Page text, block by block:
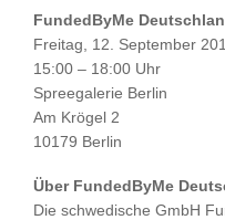
FundedByMe
Freitag, 12. September
15:00 – 18:00 Uhr
Spreegalerie Berlin
Am Krögel 2
10179 Berlin
Über FundedByMe
Die schwedische GmbH